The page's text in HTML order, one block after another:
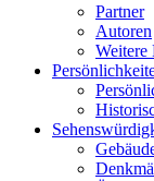
Partner
Autoren
Weitere